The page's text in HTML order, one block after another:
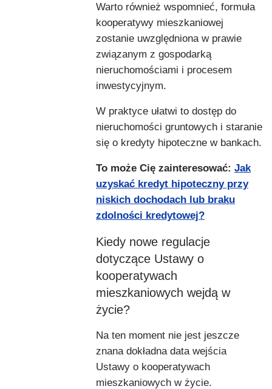
Warto również wspomnieć, formuła
kooperatywy mieszkaniowej
zostanie uwzględniona w prawie
związanym z gospodarką
nieruchomościami i procesem
inwestycyjnym.
W praktyce ułatwi to dostęp do
nieruchomości gruntowych i staranie
się o kredyty hipoteczne w bankach.
To może Cię zainteresować: Jak
uzyskać kredyt hipoteczny przy
niskich dochodach lub braku
zdolności kredytowej?
Kiedy nowe regulacje
dotyczące Ustawy o
kooperatywach
mieszkaniowych wejdą w
życie?
Na ten moment nie jest jeszcze
znana dokładna data wejścia
Ustawy o kooperatywach
mieszkaniowych w życie.